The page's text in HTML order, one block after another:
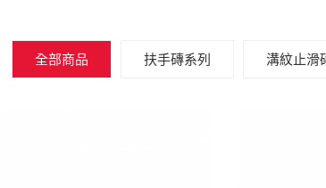
全部商品 扶手磚系列 溝紋止滑